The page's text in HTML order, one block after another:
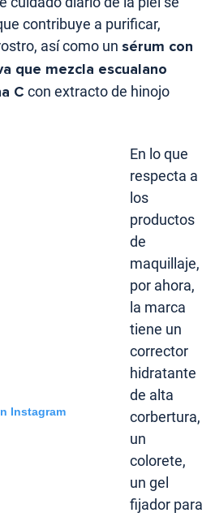
contribuye a purificar,
así como un sérum con
que mezcla escualano
C con extracto de hinojo
Instagram
En lo que
respecta a
los
productos
de
maquillaje,
por ahora,
la marca
tiene un
corrector
hidratante
de alta
corbertura,
un
colorete,
un gel
fijador para